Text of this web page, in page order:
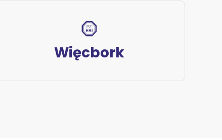
Więcbork